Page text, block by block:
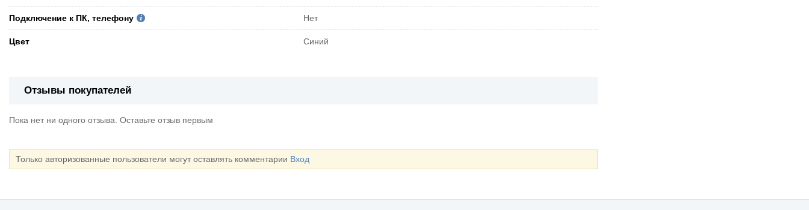
Подключение к ПК, телефону Нет
Цвет Синий
Отзывы покупателей
Пока нет ни одного отзыва. Оставьте отзыв первым
Только авторизованные пользователи могут оставлять комментарии Вход